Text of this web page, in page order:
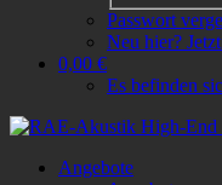
Passwort
Neu hier?
0,00 €
Es befinden
Angebote